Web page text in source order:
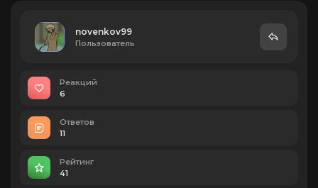
novenkov99
Пользователь
Реакций
6
Ответов
11
Рейтинг
41